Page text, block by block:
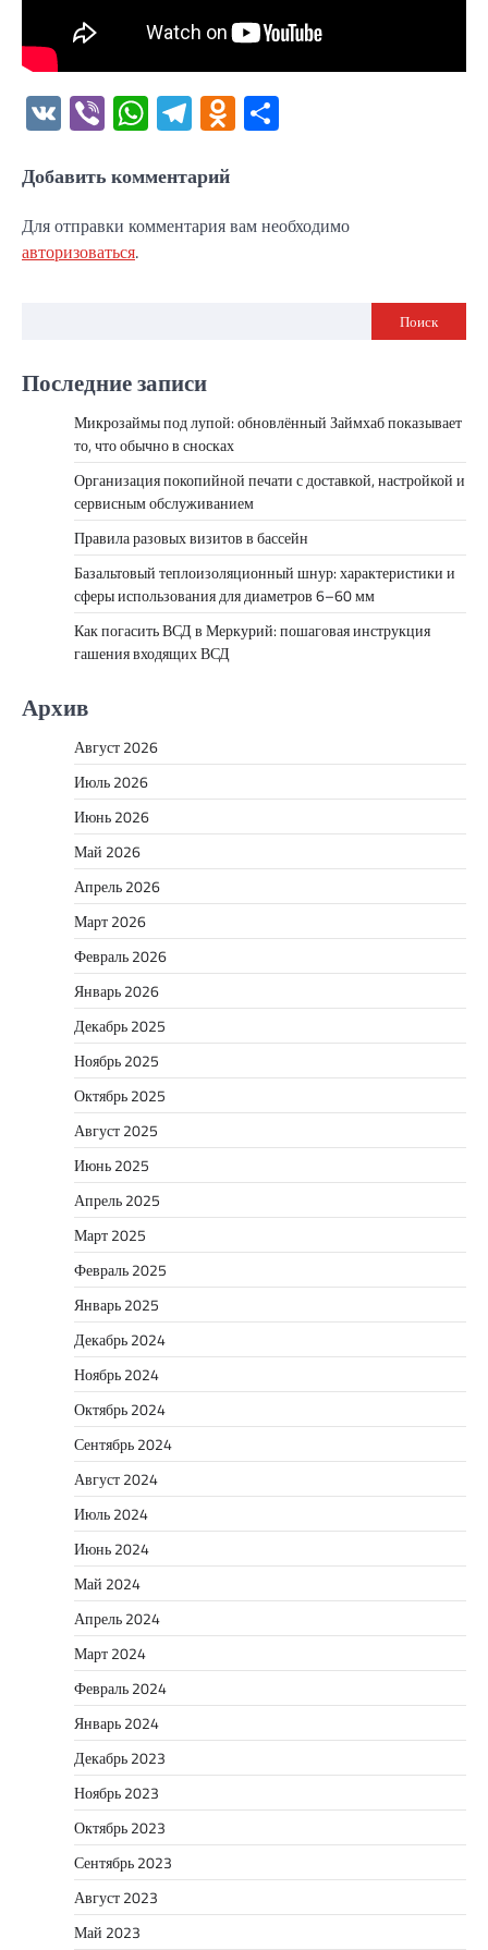
VK ViberWhatsApp
Telegram
Odnoklassniki
Добавить комментарий
Для отправки комментария вам необходимо
авторизоваться.
Поиск
Последние записи
Микрозаймы под лупой: обновлённый Займхаб показывает
то, что обычно в сносках
Организация покопийной печати с доставкой, настройкой и
сервисным обслуживанием
Правила разовых визитов в бассейн
Базальтовый теплоизоляционный шнур: характеристики и
сферы использования для диаметров 6–60 мм
Как погасить ВСД в Меркурий: пошаговая инструкция
гашения входящих ВСД
Архив
Август 2026
Июль 2026
Июнь 2026
Май 2026
Апрель 2026
Март 2026
Февраль 2026
Январь 2026
Декабрь 2025
Ноябрь 2025
Октябрь 2025
Август 2025
Июнь 2025
Апрель 2025
Март 2025
Февраль 2025
Январь 2025
Декабрь 2024
Ноябрь 2024
Октябрь 2024
Сентябрь 2024
Август 2024
Июль 2024
Июнь 2024
Май 2024
Апрель 2024
Март 2024
Февраль 2024
Январь 2024
Декабрь 2023
Ноябрь 2023
Октябрь 2023
Сентябрь 2023
Август 2023
Май 2023